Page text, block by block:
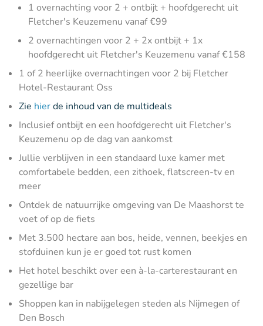
1 overnachting voor 2 + ontbijt + hoofdgerecht uit
Fletcher's Keuzemenu vanaf €99
2 overnachtingen voor 2 + 2x ontbijt + 1x
hoofdgerecht uit Fletcher's Keuzemenu vanaf €158
1 of 2 heerlijke overnachtingen voor 2 bij Fletcher
Hotel-Restaurant Oss
Zie hierde inhoud van de multideals
Inclusief ontbijt en een hoofdgerecht uit Fletcher's
Keuzemenu op de dag van aankomst
Jullie verblijven in een standaard luxe kamer met
comfortabele bedden, een zithoek, flatscreen-tv en
meer
Ontdek de natuurrijke omgeving van De Maashorst te
voet of op de fiets
Met 3.500 hectare aan bos, heide, vennen, beekjes en
stofduinen kun je er goed tot rust komen
Het hotel beschikt over een à-la-carterestaurant en
gezellige bar
Shoppen kan in nabijgelegen steden als Nijmegen of
Den Bosch